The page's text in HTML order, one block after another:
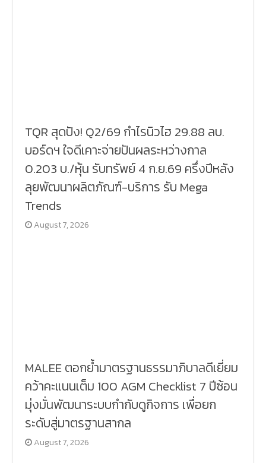
TQR สุดปัง! Q2/69 กำไรนิวไฮ 29.88 ลบ.
บอร์ดฯ ใจดีเคาะจ่ายปันผลระหว่างกาล
0.203 บ./หุ้น รับทรัพย์ 4 ก.ย.69 ครึ่งปีหลัง
ลุยพัฒนาผลิตภัณฑ์-บริการ รับ Mega
Trends
August 7, 2026
MALEE ตอกย้ำมาตรฐานธรรมาภิบาลดีเยี่ยม
คว้าคะแนนเต็ม 100 AGM Checklist 7 ปีซ้อน
มุ่งมั่นพัฒนาระบบกำกับดูกิจการ เพื่อยก
ระดับสู่มาตรฐานสากล
August 7, 2026